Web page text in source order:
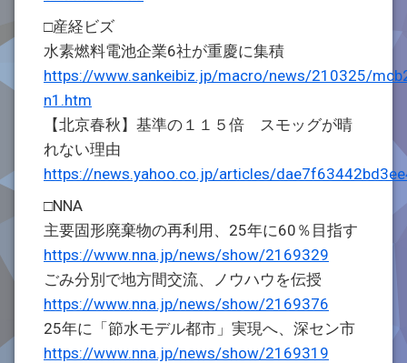
□産経ビズ
水素燃料電池企業6社が重慶に集積
https://www.sankeibiz.jp/macro/news/210325/
n1.htm
【北京春秋】基準の１１５倍 スモッグが晴
れない理由
https://news.yahoo.co.jp/articles/
□NNA
主要固形廃棄物の再利用、25年に60％目指す
https://www.nna.jp/news/show/2169329
ごみ分別で地方間交流、ノウハウを伝授
https://www.nna.jp/news/show/2169376
25年に「節水モデル都市」実現へ、深セン市
https://www.nna.jp/news/show/2169319